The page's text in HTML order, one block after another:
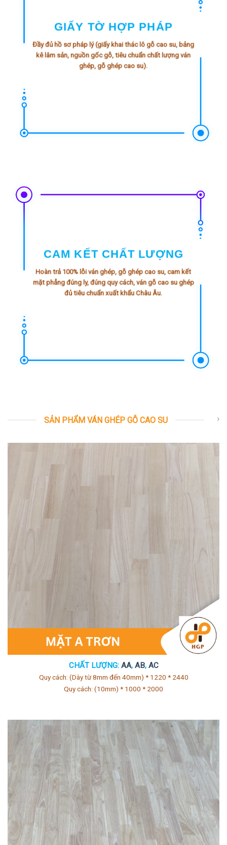
GIẤY TỜ HỢP PHÁP
Đầy đủ hồ sơ pháp lý (giấy khai thác lô gỗ cao su, bảng
kê lâm sản, nguồn gốc gỗ, tiêu chuẩn chất lượng ván
ghép, gỗ ghép cao su).
CAM KẾT CHẤT LƯỢNG
Hoàn trả 100% lỗi ván ghép, gỗ ghép cao su, cam kết
mặt phẳng đúng ly, đúng quy cách, ván gỗ cao su ghép
đủ tiêu chuẩn xuất khẩu Châu Âu.
SẢN PHẨM VÁN GHÉP GỖ CAO SU
CHẤT LƯỢNG: AA, AB, AC
Quy cách: (Dày từ 8mm đến 40mm) * 1220 * 2440
Quy cách: (10mm) * 1000 * 2000